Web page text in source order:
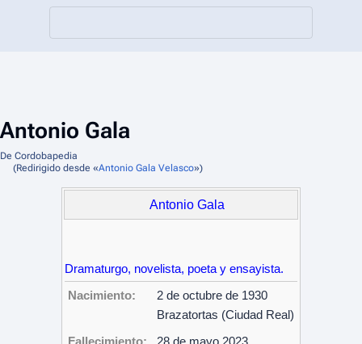
Antonio Gala
De Cordobapedia
(Redirigido desde «Antonio Gala Velasco»)
Antonio Gala
Dramaturgo, novelista, poeta y ensayista.
Nacimiento:
2 de octubre de 1930
Brazatortas (Ciudad Real)
Fallecimiento:
28 de mayo 2023